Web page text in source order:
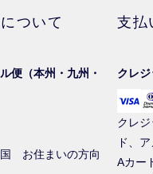
ついて
便（本州・九州・
お住まいの方向
支払
クレジ
クレ
ド、
Aカー